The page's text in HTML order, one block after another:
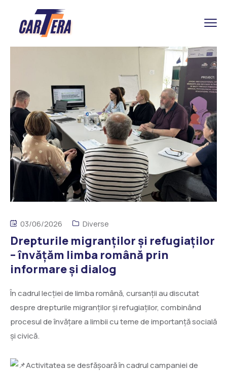
03/06/2026 Diverse
Drepturile migranților și refugiaților
– învățăm limba română prin
informare și dialog
În cadrul lecției de limba română, cursanții au discutat
despre drepturile migranților și refugiaților, combinând
procesul de învățare a limbii cu teme de importanță socială
și civică.
Activitatea se desfășoară în cadrul campaniei de